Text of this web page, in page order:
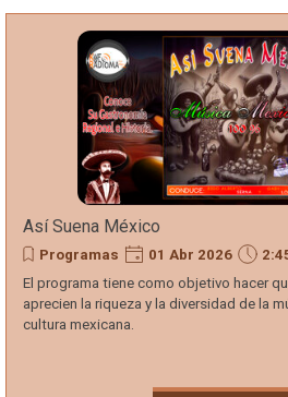
Así Suena México
Programas 01 Abr 2026
El programa tiene como objetivo hacer
aprecien la riqueza y la diversidad de la
cultura mexicana.